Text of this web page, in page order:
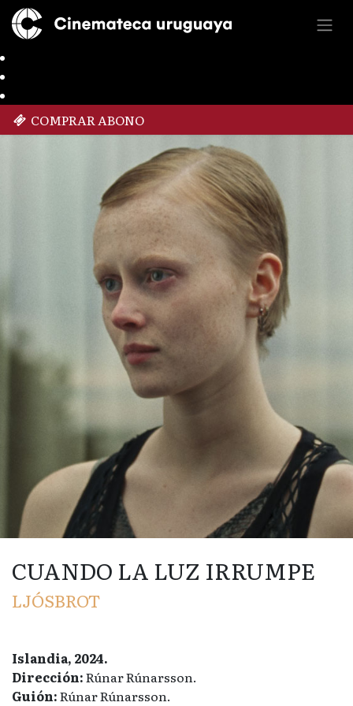
COMPRAR ABONO
CUANDO LA LUZ IRRUMPE
LJÓSBROT
Islandia, 2024.
Dirección:Rúnar Rúnarsson.
Guión:Rúnar Rúnarsson.